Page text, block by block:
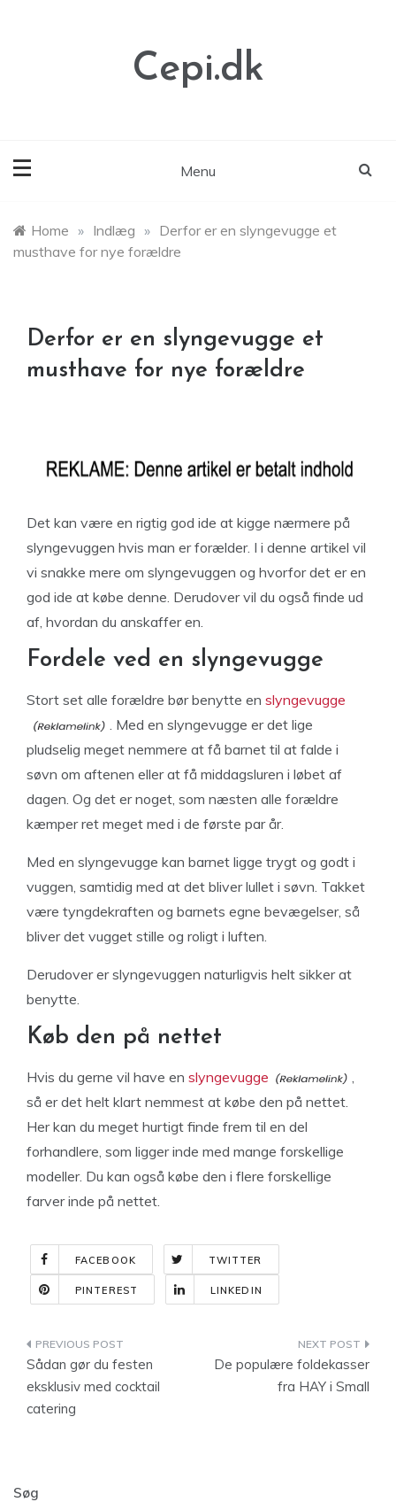
Cepi.dk
Menu
Home » Indlæg » Derfor er en slyngevugge et
musthave for nye forældre
Derfor er en slyngevugge et
musthave for nye forældre
Det kan være en rigtig god ide at kigge nærmere på
slyngevuggen hvis man er forælder. I i denne artikel vil
vi snakke mere om slyngevuggen og hvorfor det er en
god ide at købe denne. Derudover vil du også finde ud
af, hvordan du anskaffer en.
Fordele ved en slyngevugge
Stort set alle forældre bør benytte en slyngevugge
. Med en slyngevugge er det lige
pludselig meget nemmere at få barnet til at falde i
søvn om aftenen eller at få middagsluren i løbet af
dagen. Og det er noget, som næsten alle forældre
kæmper ret meget med i de første par år.
Med en slyngevugge kan barnet ligge trygt og godt i
vuggen, samtidig med at det bliver lullet i søvn. Takket
være tyngdekraften og barnets egne bevægelser, så
bliver det vugget stille og roligt i luften.
Derudover er slyngevuggen naturligvis helt sikker at
benytte.
Køb den på nettet
Hvis du gerne vil have en slyngevugge
,
så er det helt klart nemmest at købe den på nettet.
Her kan du meget hurtigt finde frem til en del
forhandlere, som ligger inde med mange forskellige
modeller. Du kan også købe den i flere forskellige
farver inde på nettet.
FACEBOOK TWITTER
PINTEREST LINKEDIN
Indlægsnavigation
Sådan gør du festen
eksklusiv med cocktail
catering
De populære foldekasser
fra HAY i Small
Søg